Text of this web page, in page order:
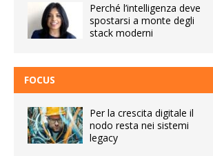
Perché l’intelligenza deve
spostarsi a monte degli
stack moderni
FOCUS
Per la crescita digitale il
nodo resta nei sistemi
legacy